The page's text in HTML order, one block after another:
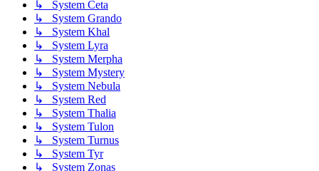
↳ System Ceta
↳ System Grando
↳ System Khal
↳ System Lyra
↳ System Merpha
↳ System Mystery
↳ System Nebula
↳ System Red
↳ System Thalia
↳ System Tulon
↳ System Turnus
↳ System Tyr
↳ System Zonas